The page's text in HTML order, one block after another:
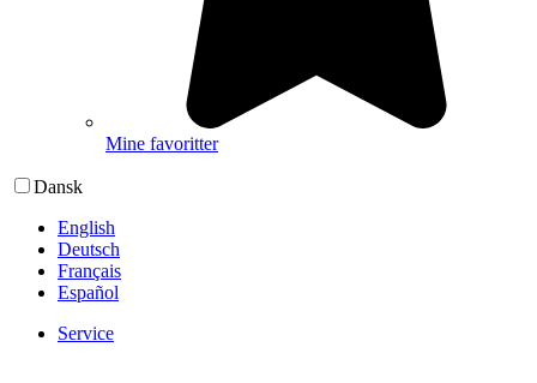
Mine favoritter
Dansk
English
Deutsch
Français
Español
Service